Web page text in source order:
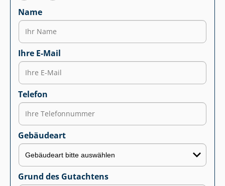
Name
Ihre E-Mail
Telefon
Gebäudeart
Grund des Gutachtens